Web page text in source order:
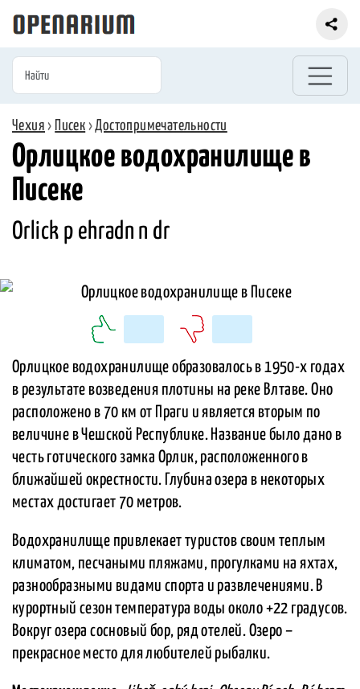
Чехия › Писек ›Достопримечательности
Орлицкое водохранилище в
Писеке
Orlick p ehradn n dr
Орлицкое водохранилище образовалось в 1950-х годах
в результате возведения плотины на реке Влтаве. Оно
расположено в 70 км от Праги и является вторым по
величине в Чешской Республике. Название было дано в
честь готического замка Орлик, расположенного в
ближайшей окрестности. Глубина озера в некоторых
местах достигает 70 метров.
Водохранилище привлекает туристов своим теплым
климатом, песчаными пляжами, прогулками на яхтах,
разнообразными видами спорта и развлечениями. В
курортный сезон температура воды около +22 градусов.
Вокруг озера сосновый бор, ряд отелей. Озеро –
прекрасное место для любителей рыбалки.